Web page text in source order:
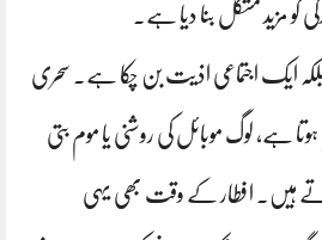
مزید مشکل بنا دیا ہے۔
ایک اجتماعی اذیت بن چکا ہے۔ سحری
ہے، لوگ موبائل کی روشنی یا موم بتی
ہیں۔ افطار کے وقت بھی یہی